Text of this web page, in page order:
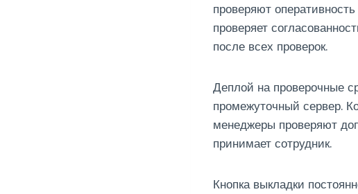
проверяют
проверяет
после всех проверок.
Деплой на проверочные
промежуточный сервер.
менеджеры проверяют
принимает сотрудник.
Кнопка выкладки